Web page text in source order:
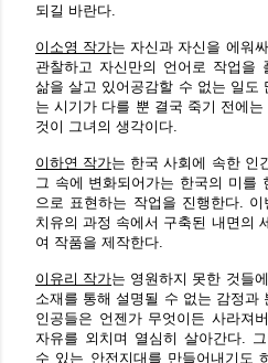
되길 바란다.
이소영 작가는 자신과 자신을 에워
관찰하고 자신만의 언어로 작업을
삶을 살고 있어공감할 수 없는 일도
는 시기가 다를 뿐 결국 죽기 전에
것이 그녀의 생각이다.
이하연 작가는 한국 사회에 속한 인
그 속에 변화되어가는 한국의 미를
으로 표현하는 작업을 진행한다.
치유의 과정 속에서 구축된 내면의
여 작품을 제작한다.
이유리 작가는 영원하지 못한 것들
소재를 통해 설명될 수 없는 감정과
인공들은 언젠가 무엇이든 사라져
자유를 외치며 열심히 살아간다.
수 있는 안전지대를 만들어내기도